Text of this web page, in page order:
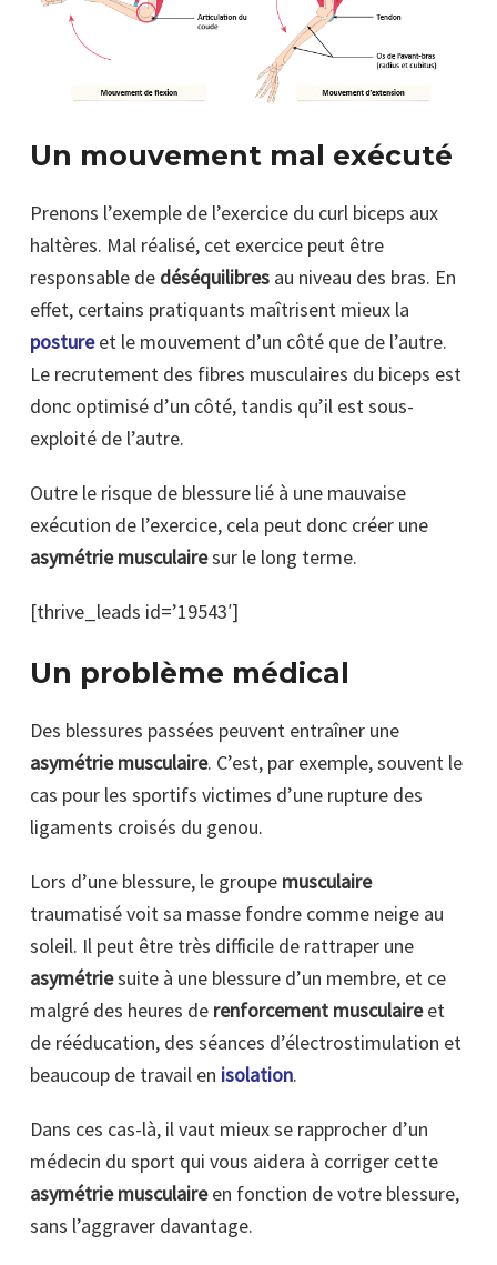
Un mouvement mal exécuté
Prenons l’exemple de l’exercice du curl biceps aux
haltères. Mal réalisé, cet exercice peut être
responsable de déséquilibres au niveau des bras. En
effet, certains pratiquants maîtrisent mieux la
postureet le mouvement d’un côté que de l’autre.
Le recrutement des fibres musculaires du biceps est
donc optimisé d’un côté, tandis qu’il est sous-
exploité de l’autre.
Outre le risque de blessure lié à une mauvaise
exécution de l’exercice, cela peut donc créer une
asymétrie musculairesur le long terme.
[thrive_leads id=’19543′]
Un problème médical
Des blessures passées peuvent entraîner une
asymétrie musculaire. C’est, par exemple, souvent le
cas pour les sportifs victimes d’une rupture des
ligaments croisés du genou.
Lors d’une blessure, le groupe musculaire
traumatisé voit sa masse fondre comme neige au
soleil. Il peut être très difficile de rattraper une
asymétriesuite à une blessure d’un membre, et ce
malgré des heures de renforcement musculaireet
de rééducation, des séances d’électrostimulation et
beaucoup de travail en isolation.
Dans ces cas-là, il vaut mieux se rapprocher d’un
médecin du sport qui vous aidera à corriger cette
asymétrie musculaireen fonction de votre blessure,
sans l’aggraver davantage.